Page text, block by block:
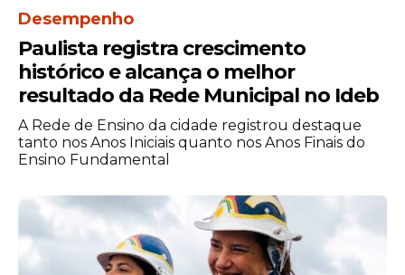
Desempenho
Paulista registra crescimento
histórico e alcança o melhor
resultado da Rede Municipal no Ideb
A Rede de Ensino da cidade registrou destaque
tanto nos Anos Iniciais quanto nos Anos Finais do
Ensino Fundamental